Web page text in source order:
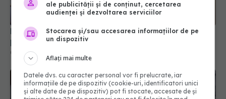
08 aug 2026, 15:00
ale publicității și de conținut, cercetarea
audienței și dezvoltarea serviciilor
Stocarea și/sau accesarea informațiilor de pe
un dispozitiv
Aflați mai multe
Datele dvs. cu caracter personal vor fi prelucrate, iar
informațiile de pe dispozitiv (cookie-uri, identificatori unici
și alte date de pe dispozitiv) pot fi stocate, accesate de și